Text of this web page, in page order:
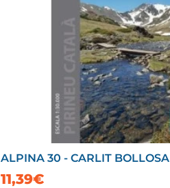
ALPINA 30 - CARLIT BOLLOSA
11,39€